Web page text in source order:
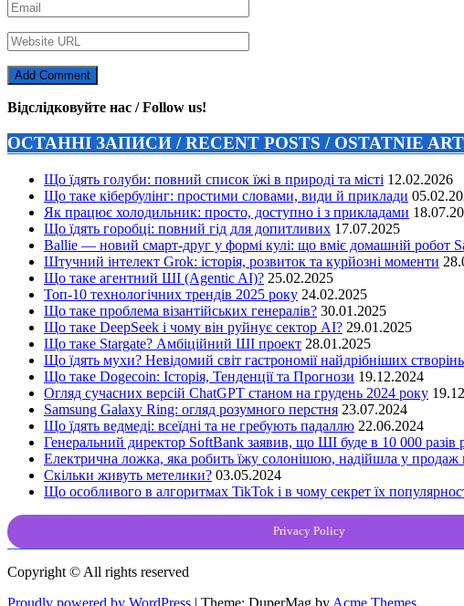
Відслідковуйте нас / Follow us!
ОСТАННІ ЗАПИСИ / RECENT POSTS / OSTATNIE
Що їдять голуби: повний список їжі в природі та місті 12.02.2026
Що таке кібербулінг: простими словами, види й приклади
Як працює холодильник: просто, доступно і з прикладами
Що їдять горобці: повний гід для допитливих 17.07.2025
Ballie — новий смарт-друг у формі кулі: що вміє домашній робот
Штучний інтелект Grok: історія, розвиток та курйозні моменти
Що таке агентний ШІ (Agentic AI)? 25.02.2025
Топ-10 технологічних трендів 2025 року 24.02.2025
Що таке проблема візантійських генералів? 30.01.2025
Що таке DeepSeek і чому він руйнує сектор АІ? 29.01.2025
Що таке Stargate? Амбіційний ШІ проект 28.01.2025
Що їдять мухи? Невідомий світ гастрономії найдрібніших створінь
Що таке Dogecoin: Історія, Тенденції та Прогнози 19.12.2024
Огляд сучасних версій ChatGPT станом на грудень 2024 року
Samsung Galaxy Ring: огляд розумного перстня 23.07.2024
Що їдять ведмеді: всеїдні та не гребують падаллю 22.06.2024
Генеральний директор SoftBank заявив, що ШІ буде в 10 000 разів
Електрична ложка, яка робить їжу солонішою, надійшла у продаж
Скільки живуть метелики? 03.05.2024
Що особливого в алгоритмах TikTok і в чому секрет їх
Privacy Policy
Copyright © All rights reserved
Proudly powered by WordPress | Theme: DuperMag by Acme Themes